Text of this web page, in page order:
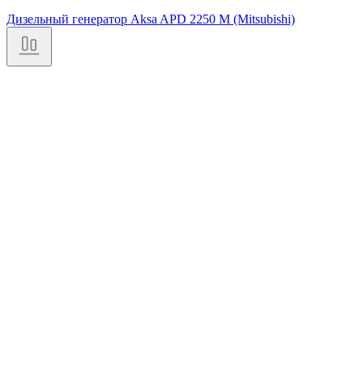
Дизельный генератор Aksa APD 2250 M (Mitsubishi)